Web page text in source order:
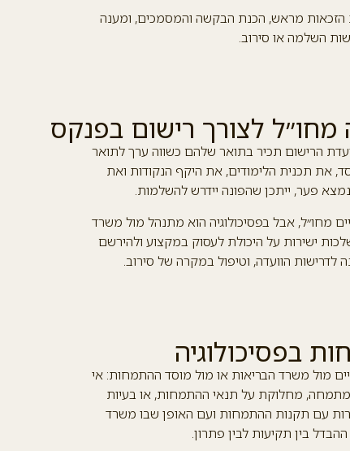
הזכאות מראש, הכנת הבקשה והמסמכים, ומענה
השלמה או סירוב.
מחו״ל לצורך רישום בפנקס
הרישום תכיר בתואר שלהם כשווה ערך לתואר
את תכנית הלימודים, את היקף הנקודות ואת
פער, ייתכן שהפונה יידרש להשלמות.
מחו״ל, אבל בפסיכולוגיה הוא מתנהל מול משרד
ישירות על היכולת לעסוק במקצוע ולהירשם
לדרישות הוועדה, וטיפול במקרה של סירוב.
בפסיכולוגיה
מול משרד הבריאות או מול מוסד ההתמחות: אי
מחלוקת על תנאי ההתמחות, או בעיות
עם תקנות ההתמחות ועם האופן שבו משרד
בין תקיעות לבין פתרון.